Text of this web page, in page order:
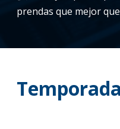
prendas que mejor